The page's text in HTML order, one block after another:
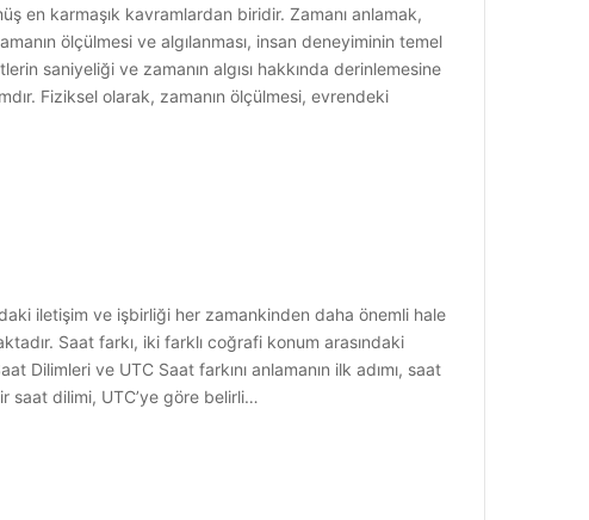
en karmaşık kavramlardan biridir. Zamanı anlamak,
ölçülmesi ve algılanması, insan deneyiminin temel
saniyeliği ve zamanın algısı hakkında derinlemesine
Fiziksel olarak, zamanın ölçülmesi, evrendeki
iletişim ve işbirliği her zamankinden daha önemli hale
Saat farkı, iki farklı coğrafi konum arasındaki
Dilimleri ve UTC Saat farkını anlamanın ilk adımı, saat
saat dilimi, UTC’ye göre belirli…